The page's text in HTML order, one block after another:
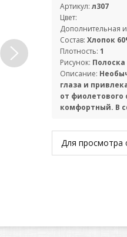
Артикул: л307
Цвет:
Дополнительная
Состав: Хлопок
Плотность: 1
Рисунок: Полоска
Описание:
глаза и
от фиолетового
комфортный. В
Для просмотра